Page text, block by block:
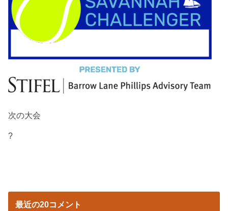
次の大会
?
最近の20コメント